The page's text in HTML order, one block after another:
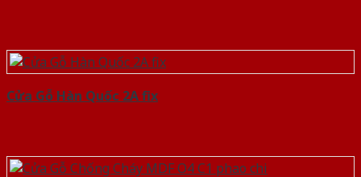
Cửa Gỗ Hàn Quốc 2A fix